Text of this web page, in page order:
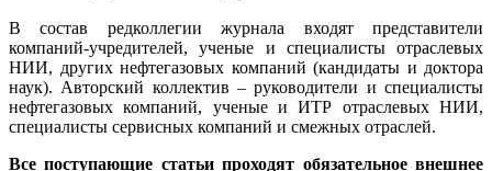
В состав редколлегии журнала входят представители
компаний-учредителей, ученые и специалисты отраслевых
НИИ, других нефтегазовых компаний (кандидаты и доктора
наук). Авторский коллектив – руководители и специалисты
нефтегазовых компаний, ученые и ИТР отраслевых НИИ,
специалисты сервисных компаний и смежных отраслей.
Все поступающие статьи проходят обязательное внешнее